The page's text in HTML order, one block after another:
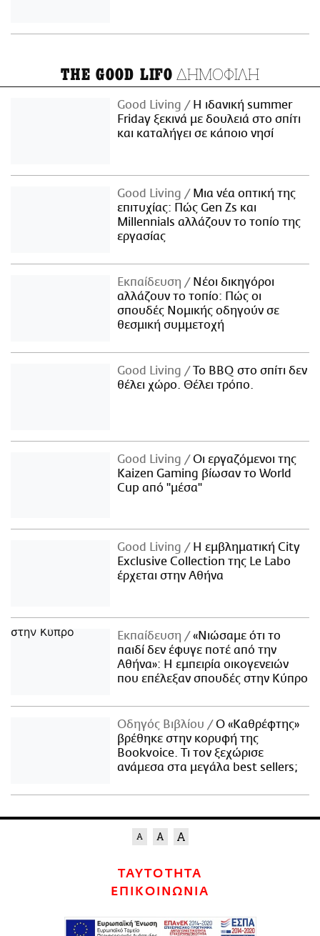
THE GOOD LIFO ΔΗΜΟΦΙΛΗ
Good Living
Η ιδανική summer
Friday ξεκινά με δουλειά στο σπίτι
και καταλήγει σε κάποιο νησί
Good Living
Μια νέα οπτική της
επιτυχίας: Πώς Gen Zs και
Millennials αλλάζουν το τοπίο της
εργασίας
Εκπαίδευση
Νέοι δικηγόροι
αλλάζουν το τοπίο: Πώς οι
σπουδές Νομικής οδηγούν σε
θεσμική συμμετοχή
Good Living
Το BBQ στο σπίτι δεν
θέλει χώρο. Θέλει τρόπο.
Good Living
Οι εργαζόμενοι της
Kaizen Gaming βίωσαν το World
Cup από "μέσα"
Good Living
Η εμβληματική City
Exclusive Collection της Le Labo
έρχεται στην Αθήνα
Εκπαίδευση
«Νιώσαμε ότι το
παιδί δεν έφυγε ποτέ από την
Αθήνα»: Η εμπειρία οικογενειών
που επέλεξαν σπουδές στην Κύπρο
Οδηγός Βιβλίου
Ο «Καθρέφτης»
βρέθηκε στην κορυφή της
Bookvoice. Τι τον ξεχώρισε
ανάμεσα στα μεγάλα best sellers;
ΤΑΥΤΟΤΗΤΑ
ΕΠΙΚΟΙΝΩΝΙΑ